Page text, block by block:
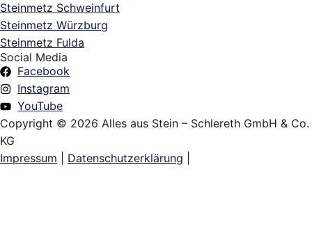
Steinmetz Schweinfurt
Steinmetz Würzburg
Steinmetz Fulda
Social Media
Facebook
Instagram
YouTube
Copyright © 2026 Alles aus Stein – Schlereth GmbH & Co.
KG
Impressum
Datenschutzerklärung